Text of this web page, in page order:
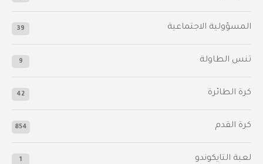
المسؤولية الاجتماعية 39
تنس الطاولة 9
كرة الطائرة 42
كرة القدم 854
لعبة التايكوندو 1